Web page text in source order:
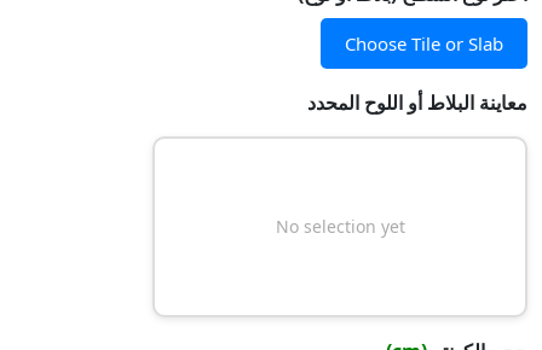
Choose Tile or Slab
معاينة البلاط أو اللوح المحدد
No selection yet